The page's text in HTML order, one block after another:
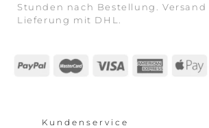
Stunden nach Bestellung. Versand
Lieferung mit DHL.
Kundenservice